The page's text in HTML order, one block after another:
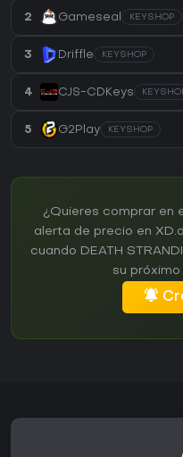
2 Gameseal KEYSHOP
3 Driffle KEYSHOP
4 CJS-CDKeys
5 G2Play KEYSHOP
¿Quieres comprar en
alerta de precio en
cuando DEATH
su